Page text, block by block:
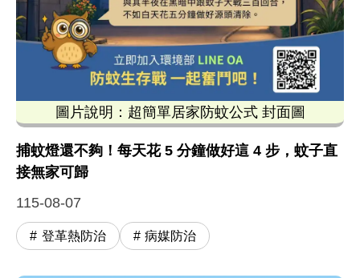
圖片說明：超簡單居家防蚊公式 封面圖
捕蚊燈還不夠！每天花 5 分鐘做好這 4 步，蚊子直
接無家可歸
115-08-07
登革熱防治 病媒防治